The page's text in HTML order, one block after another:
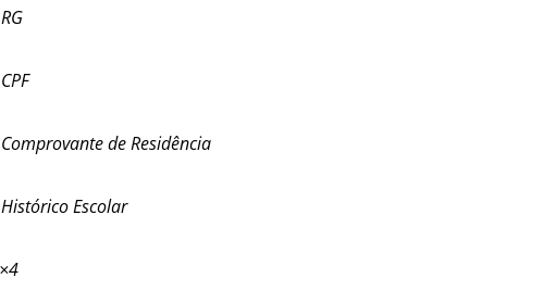
de Residência
Escolar